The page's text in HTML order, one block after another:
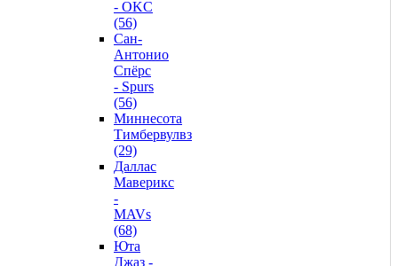
- OKC
(56)
Сан-
Антонио
Спёрс
- Spurs
(56)
Миннесота
Тимбервулвз
(29)
Даллас
Маверикс
-
MAVs
(68)
Юта
Джаз -